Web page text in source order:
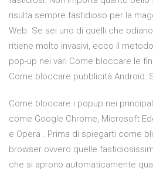
risulta sempre fastidioso per la
Web. Se sei uno di quelli che
ritiene molto invasivi, ecco il
pop-up nei vari Come bloccare le
Come bloccare pubblicità Android:
Come bloccare i popup nei
come Google Chrome, Microsoft
e Opera . Prima di spiegarti come
browser ovvero quelle
che si aprono automaticamente